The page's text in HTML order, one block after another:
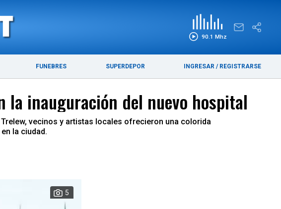
90.1 Mhz
FUNEBRES SUPERDEPOR INGRESAR / REGISTRARSE
PUERTO MADRYN
inauguración del nuevo hospital
vecinos y artistas locales ofrecieron una colorida
la ciudad.
5